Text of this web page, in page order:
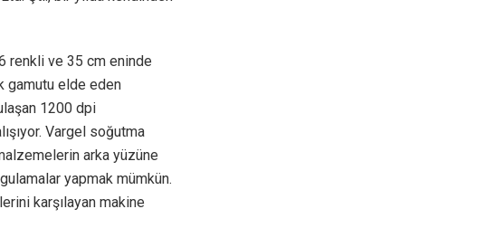
renkli ve 35 cm eninde
gamutu elde eden
1200 dpi
Vargel soğutma
arka yüzüne
yapmak mümkün.
karşılayan makine